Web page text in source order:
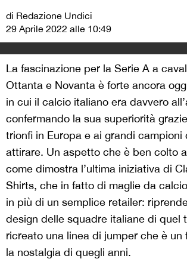
di Redazione Undici
29 Aprile 2022 alle 10:49
La fascinazione per la Serie A a
Ottanta e Novanta è forte ancora
in cui il calcio italiano era davvero
confermando la sua superiorità
trionfi in Europa e ai grandi campioni
attirare. Un aspetto che è ben colto
come dimostra l’ultima iniziativa di
Shirts, che in fatto di maglie da
in più di un semplice retailer:
design delle squadre italiane di quel
ricreato una linea di jumper che è un
la nostalgia di quegli anni.